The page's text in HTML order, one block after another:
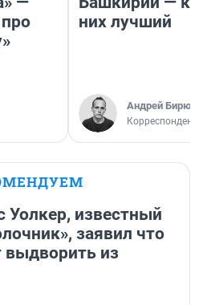
них лучший
Андрей
Корреспондент
известный
заявил что
выдворить из